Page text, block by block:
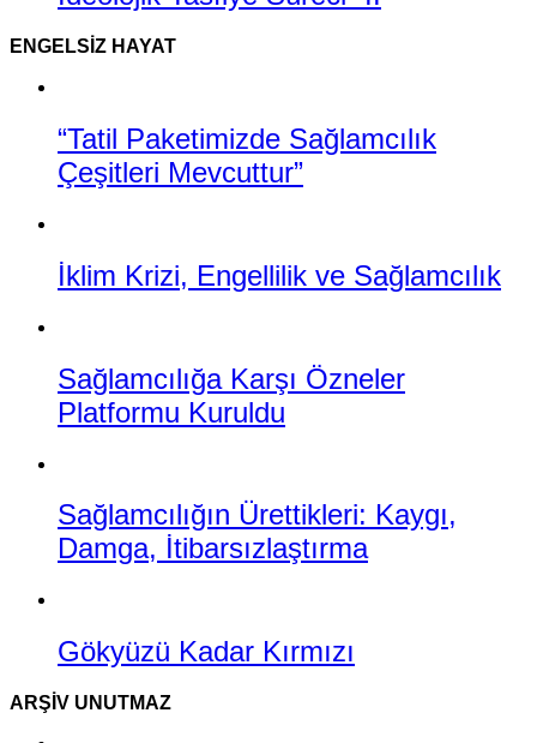
ENGELSIZ HAYAT
“Tatil Paketimizde Sağlamcılık
Çeşitleri Mevcuttur”
İklim Krizi, Engellilik ve Sağlamcılık
Sağlamcılığa Karşı Özneler
Platformu Kuruldu
Sağlamcılığın Ürettikleri: Kaygı,
Damga, İtibarsızlaştırma
Gökyüzü Kadar Kırmızı
ARŞIV UNUTMAZ